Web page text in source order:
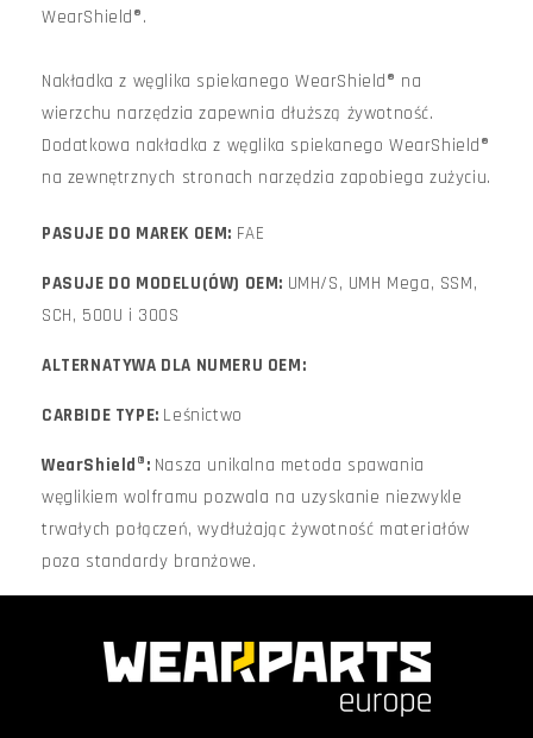
WearShield®.
Nakładka z węglika spiekanego WearShield® na
wierzchu narzędzia zapewnia dłuższą żywotność.
Dodatkowa nakładka z węglika spiekanego WearShield®
na zewnętrznych stronach narzędzia zapobiega zużyciu.
PASUJE DO MAREK OEM: FAE
PASUJE DO MODELU(ÓW) OEM: UMH/S, UMH Mega, SSM,
SCH, 500U i 300S
ALTERNATYWA DLA NUMERU OEM:
CARBIDE TYPE: Leśnictwo
WearShield®: Nasza unikalna metoda spawania
węglikiem wolframu pozwala na uzyskanie niezwykle
trwałych połączeń, wydłużając żywotność materiałów
poza standardy branżowe.